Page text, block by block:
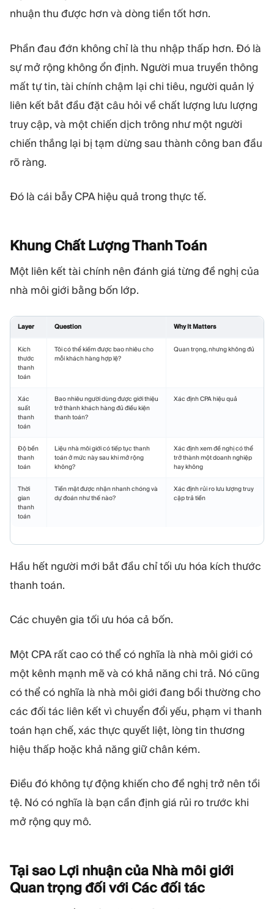
nhuận thu được hơn và dòng tiền tốt hơn.
Phần đau đớn không chỉ là thu nhập thấp hơn. Đó là
sự mở rộng không ổn định. Người mua truyền thông
mất tự tin, tài chính chậm lại chi tiêu, người quản lý
liên kết bắt đầu đặt câu hỏi về chất lượng lưu lượng
truy cập, và một chiến dịch trông như một người
chiến thắng lại bị tạm dừng sau thành công ban đầu
rõ ràng.
Đó là cái bẫy CPA hiệu quả trong thực tế.
Khung Chất Lượng ThanhToán
Một liên kết tài chính nên đánh giá từng đề nghị của
nhà môi giới bằng bốn lớp.
Layer Question Why It Matters
Kích
thước
thanh
toán
Tôi có thể kiếm được bao nhiêu cho
mỗi khách hàng hợp lệ?
Quan trọng, nhưng không đủ
Xác
suất
thanh
toán
Bao nhiêu người dùng được giới thiệu
trở thành khách hàng đủ điều kiện
thanh toán?
Xác định CPA hiệu quả
Độ bền
thanh
toán
Liệu nhà môi giới có tiếp tục thanh
toán ở mức này sau khi mở rộng
không?
Xác định xem đề nghị có thể
trở thành một doanh nghiệp
hay không
Thời
gian
thanh
toán
Tiền mặt được nhận nhanh chóng và
dự đoán như thế nào?
Xác định rủi ro lưu lượng truy
cập trả tiền
Hầu hết người mới bắt đầu chỉ tối ưu hóa kích thước
thanh toán.
Các chuyên gia tối ưu hóa cả bốn.
Một CPA rất cao có thể có nghĩa là nhà môi giới có
một kênh mạnh mẽ và có khả năng chi trả. Nó cũng
có thể có nghĩa là nhà môi giới đang bồi thường cho
các đối tác liên kết vì chuyển đổi yếu, phạm vi thanh
toán hạn chế, xác thực quyết liệt, lòng tin thương
hiệu thấp hoặc khả năng giữ chân kém.
Điều đó không tự động khiến cho đề nghị trở nên tồi
tệ. Nó có nghĩa là bạn cần định giá rủi ro trước khi
mở rộng quy mô.
Tại sao Lợi nhuận của Nhà môi giới
Quan trọng đối với Các đốitác